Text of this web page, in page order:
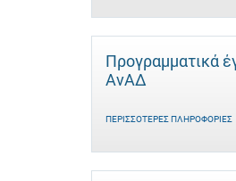
Προγραμματικά
ΑνΑΔ
ΠΕΡΙΣΣΌΤΕΡΕΣ ΠΛΗΡΟΦΟΡΊΕΣ